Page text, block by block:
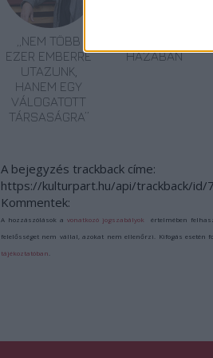
„NEM TÖBB
EZER EMBERRE
UTAZUNK,
HANEM EGY
VÁLOGATOTT
TÁRSASÁGRA”
HAZÁBAN
A bejegyzés trackback címe:
https://kulturpart.hu/api/trackback/id/
Kommentek:
A hozzászólások avonatkozó jogszabályok értelmében
felelősséget nem vállal, azokat nem ellenőrzi. Kifogás esetén
tájékoztatóban